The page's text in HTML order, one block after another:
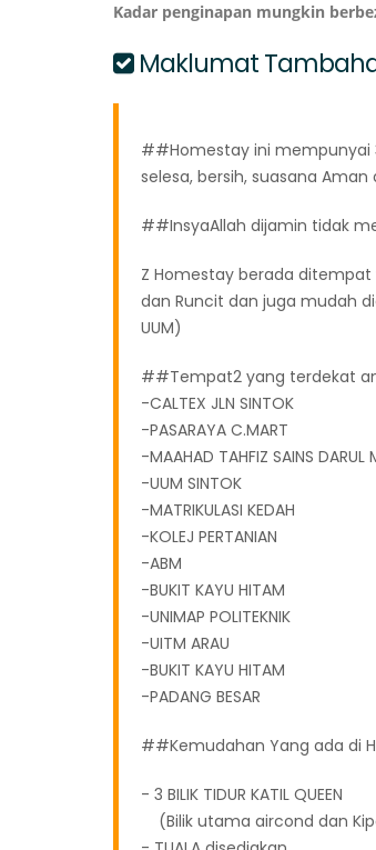
Kadar penginapan mungkin
Maklumat
##Homestay ini mempunyai
selesa, bersih, suasana Aman
##InsyaAllah dijamin tidak
Z Homestay berada
dan Runcit dan juga mudah
UUM)
##Tempat2 yang terdekat
-CALTEX JLN SINTOK
-PASARAYA C.MART
-MAAHAD TAHFIZ SAINS DARUL
-UUM SINTOK
-MATRIKULASI KEDAH
-KOLEJ PERTANIAN
-ABM
-BUKIT KAYU HITAM
-UNIMAP POLITEKNIK
-UITM ARAU
-BUKIT KAYU HITAM
-PADANG BESAR
##Kemudahan Yang ada di
- 3 BILIK TIDUR KATIL QUEEN
(Bilik utama aircond dan